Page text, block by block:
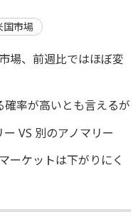
国市場
場、前週比ではほぼ変
率が高いとも言えるが
VS 別のアノマリー
ーケットは下がりにく